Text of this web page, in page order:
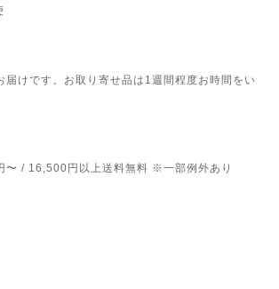
届けです。お取り寄せ品は1週間程度お時間をい
〜 / 16,500円以上送料無料 ※一部例外あり